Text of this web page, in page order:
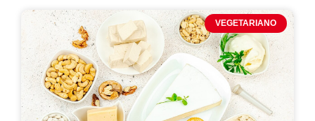
VEGETARIANO